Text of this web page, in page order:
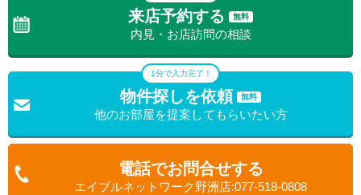
来店予約する 無料
内見・お店訪問の相談
1分で入力完了！
物件探しを依頼 無料
他のお部屋を提案してもらいたい方
電話でお問合せする
エイブルネットワーク野洲店:077-518-0808